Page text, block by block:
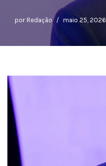
por Redação maio 25, 2026